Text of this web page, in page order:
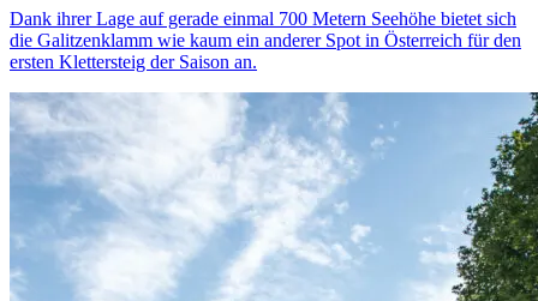
Dank ihrer Lage auf gerade einmal 700 Metern Seehöhe bietet sich
die Galitzenklamm wie kaum ein anderer Spot in Österreich für den
ersten Klettersteig der Saison an.